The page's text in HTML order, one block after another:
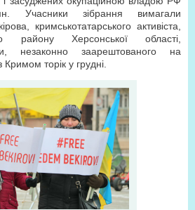
Учасники зібрання вимагали
кримськотатарського активіста,
району Херсонської області,
незаконно заарештованого на
Кримом торік у грудні.